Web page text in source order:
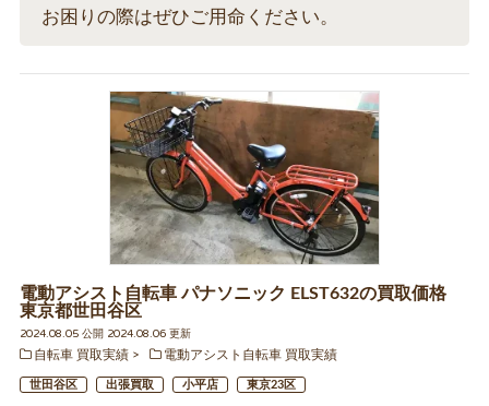
お困りの際はぜひご用命ください。
電動アシスト自転車 パナソニック ELST632の買取価格
東京都世田谷区
2024.08.05 公開 2024.08.06 更新
自転車 買取実績
電動アシスト自転車 買取実績
世田谷区 出張買取 小平店 東京23区